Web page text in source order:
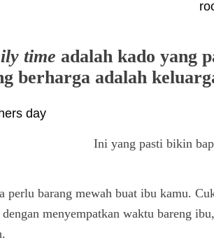
time adalah kado yang
berharga adalah
Ini yang pasti bikin
perlu barang mewah buat ibu kamu.
dengan menyempatkan waktu bareng